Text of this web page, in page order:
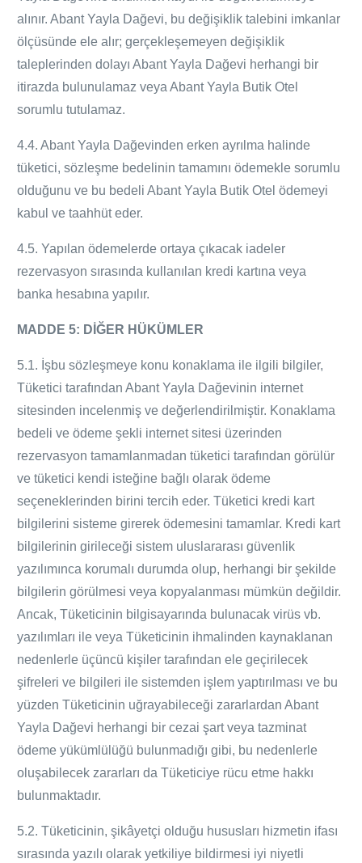
alınır. Abant Yayla Dağevi, bu değişiklik talebini imkanlar
ölçüsünde ele alır; gerçekleşemeyen değişiklik
taleplerinden dolayı Abant Yayla Dağevi herhangi bir
itirazda bulunulamaz veya Abant Yayla Butik Otel
sorumlu tutulamaz.
4.4. Abant Yayla Dağevinden erken ayrılma halinde
tüketici, sözleşme bedelinin tamamını ödemekle sorumlu
olduğunu ve bu bedeli Abant Yayla Butik Otel ödemeyi
kabul ve taahhüt eder.
4.5. Yapılan ödemelerde ortaya çıkacak iadeler
rezervasyon sırasında kullanılan kredi kartına veya
banka hesabına yapılır.
MADDE 5: DİĞER HÜKÜMLER
5.1. İşbu sözleşmeye konu konaklama ile ilgili bilgiler,
Tüketici tarafından Abant Yayla Dağevinin internet
sitesinden incelenmiş ve değerlendirilmiştir. Konaklama
bedeli ve ödeme şekli internet sitesi üzerinden
rezervasyon tamamlanmadan tüketici tarafından görülür
ve tüketici kendi isteğine bağlı olarak ödeme
seçeneklerinden birini tercih eder. Tüketici kredi kart
bilgilerini sisteme girerek ödemesini tamamlar. Kredi kart
bilgilerinin girileceği sistem uluslararası güvenlik
yazılımınca korumalı durumda olup, herhangi bir şekilde
bilgilerin görülmesi veya kopyalanması mümkün değildir.
Ancak, Tüketicinin bilgisayarında bulunacak virüs vb.
yazılımları ile veya Tüketicinin ihmalinden kaynaklanan
nedenlerle üçüncü kişiler tarafından ele geçirilecek
şifreleri ve bilgileri ile sistemden işlem yaptırılması ve bu
yüzden Tüketicinin uğrayabileceği zararlardan Abant
Yayla Dağevi herhangi bir cezai şart veya tazminat
ödeme yükümlülüğü bulunmadığı gibi, bu nedenlerle
oluşabilecek zararları da Tüketiciye rücu etme hakkı
bulunmaktadır.
5.2. Tüketicinin, şikâyetçi olduğu hususları hizmetin ifası
sırasında yazılı olarak yetkiliye bildirmesi iyi niyetli